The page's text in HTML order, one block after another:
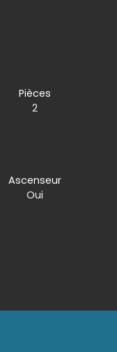
Pièces
2
Ascenseur
Oui